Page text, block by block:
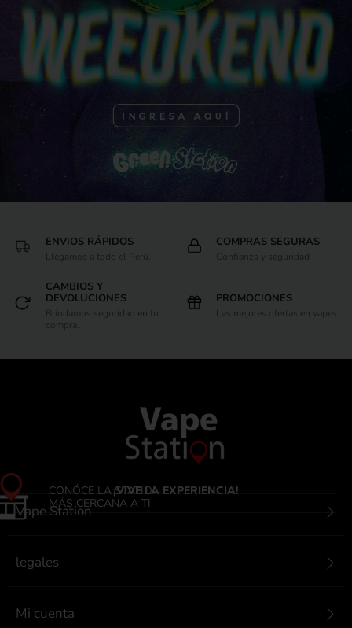
ENVIOS RÁPIDOS
Llegamos a todo el Perú.
COMPRAS SEGURAS
Confianza y seguridad
CAMBIOS Y
DEVOLUCIONES
Brindamos seguridad en tu
compra.
PROMOCIONES
Las mejores ofertas en vapes.
¡VIVE LA EXPERIENCIA!
CONÓCE LA STATION
MÁS CERCANA A TI
Vape Station
legales
Mi cuenta